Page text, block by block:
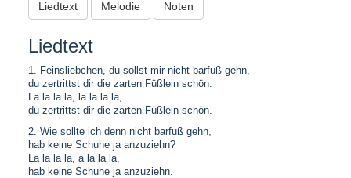
Liedtext Melodie Noten
Liedtext
1. Feinsliebchen, du sollst mir nicht barfuß gehn,
du zertrittst dir die zarten Füßlein schön.
La la la la, la la la la,
du zertrittst dir die zarten Füßlein schön.
2. Wie sollte ich denn nicht barfuß gehn,
hab keine Schuhe ja anzuziehn?
La la la la, a la la la,
hab keine Schuhe ja anzuziehn.